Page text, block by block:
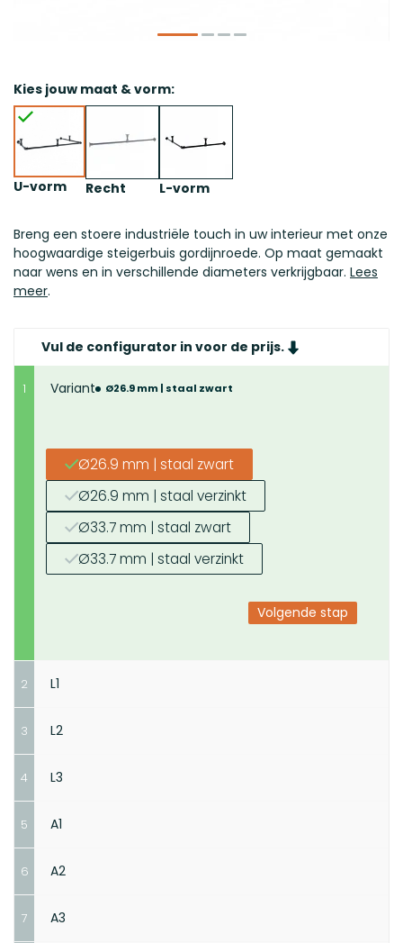
Kies jouw maat & vorm:
U-vorm Recht L-vorm
Breng een stoere industriële touch in uw interieur met onze
hoogwaardige steigerbuis gordijnroede. Op maat gemaakt
naar wens en in verschillende diameters verkrijgbaar. Lees
meer.
Vul de configurator in voor de prijs.
1 Variant Ø26.9 mm | staal zwart
Ø26.9 mm | staal zwart
Ø26.9 mm | staal verzinkt
Ø33.7 mm | staal zwart
Ø33.7 mm | staal verzinkt
Volgende stap
2 L1
3 L2
4 L3
5 A1
Volgende stap
6 A2
7 A3